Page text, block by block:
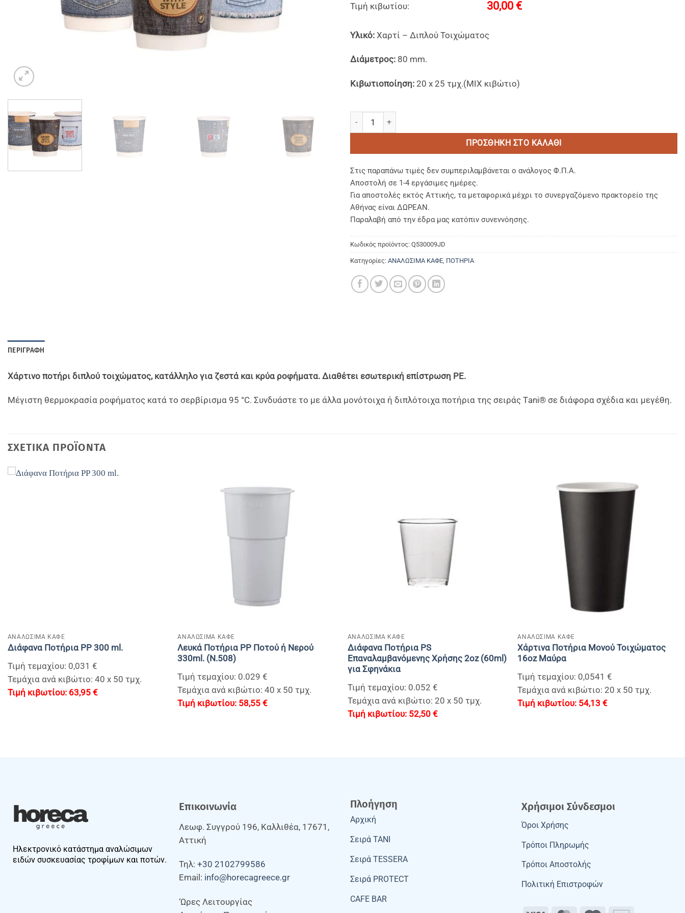
Τιμή κιβωτίου: 30,00 €
Υλικό: Χαρτί – Διπλού Τοιχώματος
Διάμετρος: 80 mm.
Κιβωτιοποίηση: 20 x 25 τμχ.(MIX κιβώτιο)
ΠΡΟΣΘΉΚΗ ΣΤΟ ΚΑΛΆΘΙ
Στις παραπάνω τιμές δεν συμπεριλαμβάνεται ο ανάλογος Φ.Π.Α.
Αποστολή σε 1-4 εργάσιμες ημέρες.
Για αποστολές εκτός Αττικής, τα μεταφορικά μέχρι το συνεργαζόμενο πρακτορείο της
Αθήνας είναι ΔΩΡΕΑΝ.
Παραλαβή από την έδρα μας κατόπιν συνεννόησης.
Κωδικός προϊόντος: Q530009JD
Κατηγορίες: ΑΝΑΛΩΣΙΜΑ ΚΑΦΕ ΠΟΤΗΡΙΑ
ΠΕΡΙΓΡΑΦΉ
Χάρτινο ποτήρι διπλού τοιχώματος, κατάλληλο για ζεστά και κρύα ροφήματα. Διαθέτει εσωτερική επίστρωση PE.
Μέγιστη θερμοκρασία ροφήματος κατά το σερβίρισμα 95 °C. Συνδυάστε το με άλλα μονότοιχα ή διπλότοιχα ποτήρια της σειράς Τani® σε διάφορα σχέδια και μεγέθη.
ΣΧΕΤΙΚΆ ΠΡΟΪΌΝΤΑ
ΑΝΑΛΩΣΙΜΑ ΚΑΦΕ
Διάφανα Ποτήρια PP 300 ml.
Τιμή τεμαχίου: 0,031 €
Τεμάχια ανά κιβώτιο: 40 x 50 τμχ.
63,95 €
ΑΝΑΛΩΣΙΜΑ ΚΑΦΕ
Λευκά Ποτήρια PP Ποτού ή Νερού
330ml. (N.508)
Τιμή τεμαχίου: 0.029 €
Τεμάχια ανά κιβώτιο: 40 x 50 τμχ.
58,55€
ΑΝΑΛΩΣΙΜΑ ΚΑΦΕ
Διάφανα Ποτήρια PS
Επαναλαμβανόμενης Χρήσης 2oz (60ml)
για Σφηνάκια
Τιμή τεμαχίου: 0.052 €
Τεμάχια ανά κιβώτιο: 20 x 50 τμχ.
52,50 €
ΑΝΑΛΩΣΙΜΑ ΚΑΦΕ
Xάρτινα Ποτήρια Μονού Τοιχώματος
16oz Μαύρα
Τιμή τεμαχίου: 0,0541 €
Τεμάχια ανά κιβώτιο: 20 x 50 τμχ.
54,13€
Ηλεκτρονικό κατάστημα αναλώσιμων
ειδών συσκευασίας τροφίμων και ποτών.
Επικοινωνία
Λεωφ. Συγγρού 196, Καλλιθέα, 17671,
Αττική
Τηλ: +30 2102799586
Email: info@horecagreece.gr
‘Ωρες Λειτουργίας
Πλοήγηση
Αρχική
Σειρά TANI
Σειρά TESSERA
Σειρά PROTECT
CAFE BAR
Χρήσιμοι Σύνδεσμοι
Όροι Χρήσης
Τρόποι Πληρωμής
Τρόποι Αποστολής
Πολιτική Επιστροφών